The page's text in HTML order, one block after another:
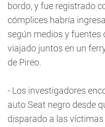
bordo, y fue registrado
cómplices habría
según medios y fuentes
viajado juntos en un
de Pireo.
- Los investigadores
auto Seat negro desde
disparado a las